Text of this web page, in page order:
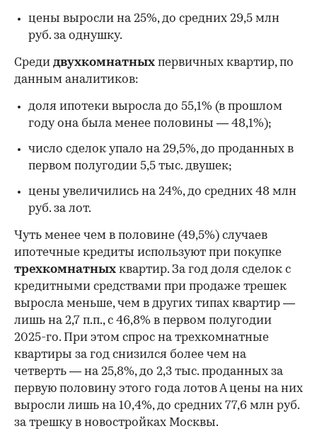
цены выросли на 25%, до средних 29,5 млн
руб. за однушку.
Среди двухкомнатных первичных квартир, по
данным аналитиков:
доля ипотеки выросла до 55,1% (в прошлом
году она была менее половины — 48,1%);
число сделок упало на 29,5%, до проданных в
первом полугодии 5,5 тыс. двушек;
цены увеличились на 24%, до средних 48 млн
руб. за лот.
Чуть менее чем в половине (49,5%) случаев
ипотечные кредиты используют при покупке
трехкомнатных квартир. За год доля сделок с
кредитными средствами при продаже трешек
выросла меньше, чем в других типах квартир —
лишь на 2,7 п.п., с 46,8% в первом полугодии
2025-го. При этом спрос на трехкомнатные
квартиры за год снизился более чем на
четверть — на 25,8%, до 2,3 тыс. проданных за
первую половину этого года лотов А цены на них
выросли лишь на 10,4%, до средних 77,6 млн руб.
за трешку в новостройках Москвы.